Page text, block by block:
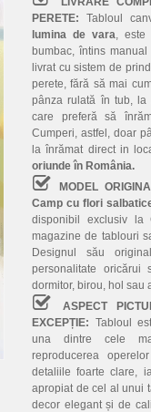
PERETE:Tabloul
lumina de vara ,
bumbac, întins
livrat cu sistem de
perete, fără să mai
pânza rulată în tub, la
care preferă să
Cumperi, astfel, doar
la înrămat direct in
oriunde în România.
MODEL
Camp cu flori
disponibil exclusiv
magazine de tablouri
Designul său
personalitate oricărui
dormitor, birou, hol sau
ASPECT
EXCEPȚIE: Tabloul
una dintre cele
reproducerea
detaliile foarte clare,
apropiat de cel al unui
decor elegant și de